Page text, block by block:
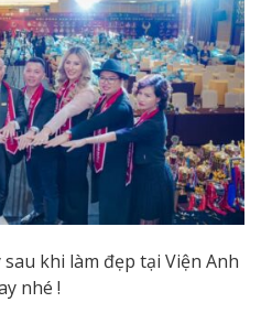
khi làm đẹp tại Viện Anh
nhé !